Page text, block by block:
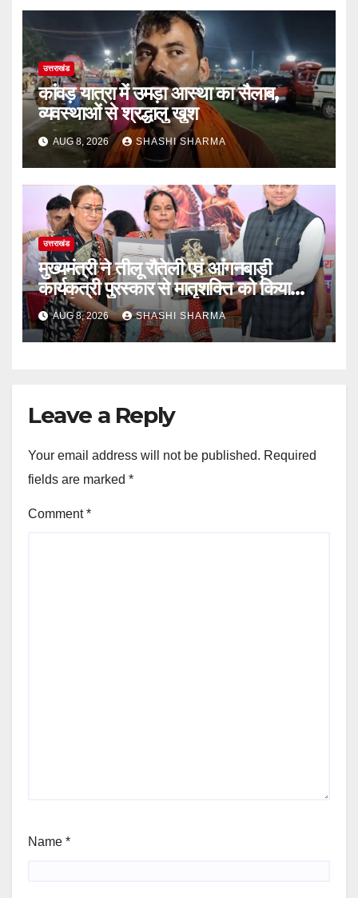
उत्तराखंड
कांवड़ यात्रा में उमड़ा आस्था का सैलाब,
व्यवस्थाओं से श्रद्धालु खुश
AUG 8, 2026 SHASHI SHARMA
उत्तराखंड
मुख्यमंत्री ने तीलू रौतेली एवं आंगनबाड़ी
कार्यकत्री पुरस्कार से मातृशक्ति को किया
सम्मानित
AUG 8, 2026 SHASHI SHARMA
Leave a Reply
Your email address will not be published. Required
fields are marked *
Comment*
Name *